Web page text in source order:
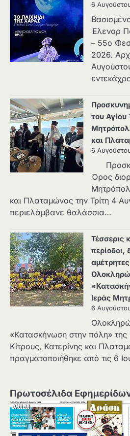
6
Έλενορ
– 55ο
2026.
του
και
6
Όρος
και Πλαταμώνος την Τρίτη 4
περιελάμβανε θαλάσσια…
Τέσσερις
περίοδοι,
αμέτρητες
Ιεράς
6
«Κατασκήνωση στην πόλη»
Κίτρους, Κατερίνης και
πραγματοποιήθηκε από τις 6
Πρωτοσέλιδα